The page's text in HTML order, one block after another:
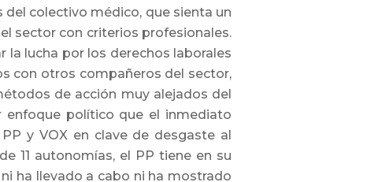
colectivo médico, que sienta un
sector con criterios profesionales.
lucha por los derechos laborales
con otros compañeros del sector,
de acción muy alejados del
enfoque político que el inmediato
y VOX en clave de desgaste al
11 autonomías, el PP tiene en su
ha llevado a cabo ni ha mostrado